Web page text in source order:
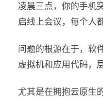
凌晨三点，你的手机
启线上会议，每个人
问题的根源在于，软
虚拟机和应用代码，
尤其是在拥抱云原生